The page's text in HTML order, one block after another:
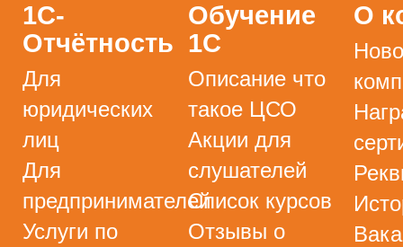
1С-
Отчётность
Для
юридических
лиц
Для
предпринимателей
Услуги по
Обучение
1С
Описание что
такое ЦСО
Акции для
слушателей
Список курсов
Отзывы о
О